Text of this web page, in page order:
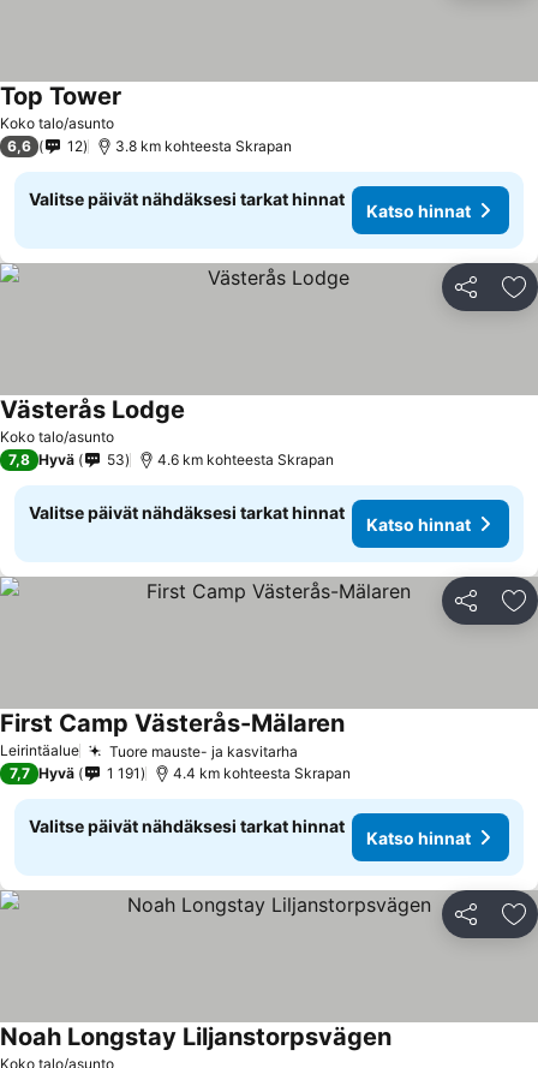
Koko talo/asunto
Top Tower
6,6 12 3.8 km kohteesta Skrapan
Valitse päivät nähdäksesi tarkat hinnat
Katso hinnat
Jaa
Koko talo/asunto
Västerås Lodge
7,8 Hyvä 53 4.6 km kohteesta Skrapan
Valitse päivät nähdäksesi tarkat hinnat
Katso hinnat
Jaa
Leirintäalue Tuore mauste- ja kasvitarha
First Camp Västerås-MälarenKatso hinnat
7,7 Hyvä 1 191 4.4 km kohteesta Skrapan
Valitse päivät nähdäksesi tarkat hinnat
Katso hinnat
Jaa
Koko talo/asunto
Noah Longstay LiljanstorpsvägenKatso hinnat